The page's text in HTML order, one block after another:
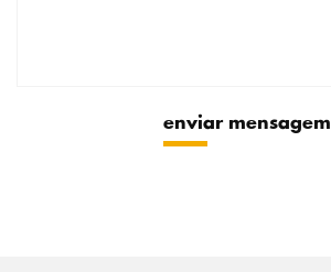
enviar mensagem